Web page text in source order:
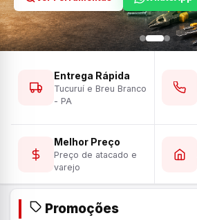
Entrega Rápida
Tucuruí e Breu Branco
- PA
Melhor Preço
Preço de atacado e
varejo
Promoções